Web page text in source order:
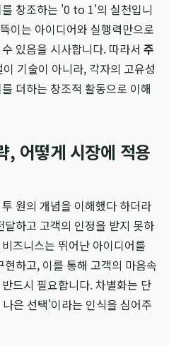
창조하는 '0 to 1'의 실천입니
이는 아이디어와 실행력만으로
있음을 시사합니다. 따라서 주
기술이 아니라, 각자의 고유성
더하는 창조적 활동으로 이해
, 어떻게 시장에 적용
원의 개념을 이해했다 하더라
하고 고객의 인정을 받지 못하
즈니스는 뛰어난 아이디어를
현하고, 이를 통해 고객의 마음속
드시 필요합니다. 차별화는 단
은 선택'이라는 인식을 심어주